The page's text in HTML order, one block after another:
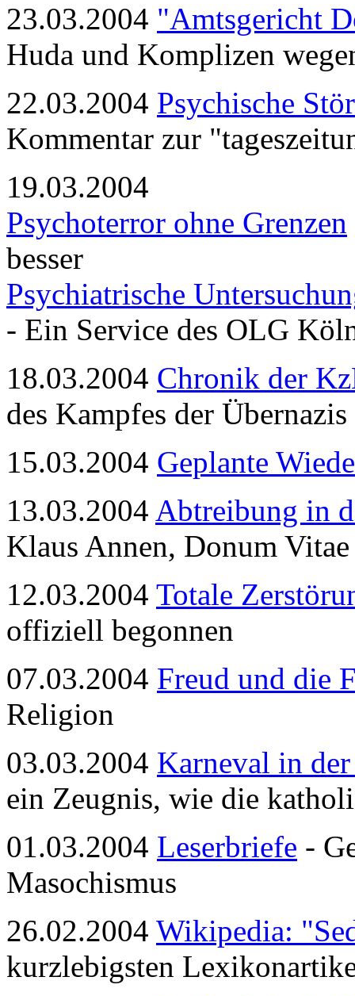
23.03.2004 "Amtsgericht
Huda und Komplizen
22.03.2004 Psychische
Kommentar zur
19.03.2004
Psychoterror ohne Grenzen
besser
Psychiatrische
- Ein Service des OLG
18.03.2004 Chronik der
des Kampfes der
15.03.2004 Geplante
13.03.2004 Abtreibung in
Klaus Annen, Donum
12.03.2004 Totale
offiziell begonnen
07.03.2004 Freud und die
Religion
03.03.2004 Karneval in
ein Zeugnis, wie die
01.03.2004 Leserbriefe -
Masochismus
26.02.2004 Wikipedia:
kurzlebigsten